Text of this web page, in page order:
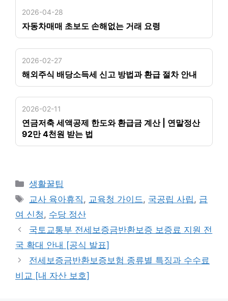
2026-04-28
자동차매매 초보도 손해없는 거래 요령
2026-02-27
해외주식 배당소득세 신고 방법과 환급 절차 안내
2026-02-11
연금저축 세액공제 한도와 환급금 계산 | 연말정산
92만 4천원 받는 법
카
테
리
생활꿀팁
태
그
교사 육아휴직, 교육청 가이드, 국공립 사립, 급
여 신청, 수당 정산
국토교통부 전세보증금반환보증 보증료 지원 전
국 확대 안내 [공식 발표]
전세보증금반환보증보험 종류별 특징과 수수료
비교 [내 자산 보호]